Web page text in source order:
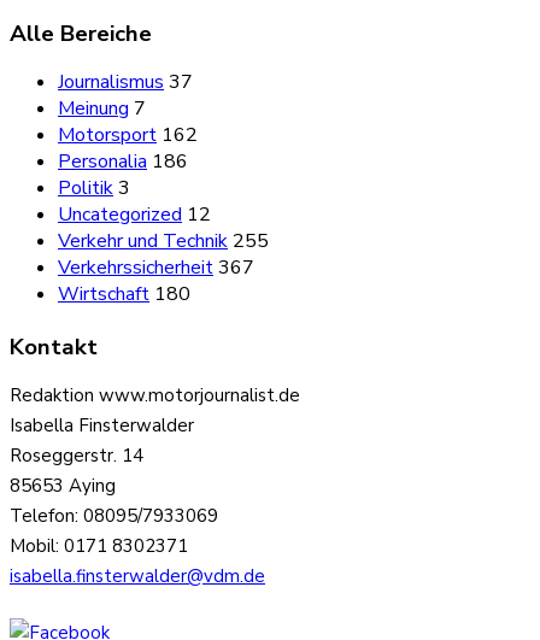
Alle Bereiche
Journalismus 37
Meinung 7
Motorsport 162
Personalia 186
Politik3
Uncategorized 12
Verkehr und Technik 255
Verkehrssicherheit367
Wirtschaft 180
Kontakt
Redaktion www.motorjournalist.de
Isabella Finsterwalder
Roseggerstr. 14
85653 Aying
Telefon: 08095/7933069
Mobil: 0171 8302371
isabella.finsterwalder@vdm.de